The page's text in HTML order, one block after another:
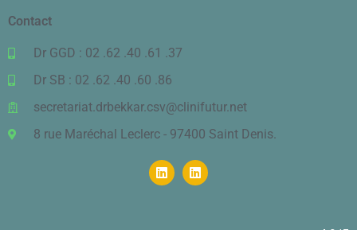
Contact
Dr GGD : 02 .62 .40 .61 .37
Dr SB : 02 .62 .40 .60 .86
secretariat.drbekkar.csv@clinifutur.net
8 rue Maréchal Leclerc - 97400 Saint Denis.